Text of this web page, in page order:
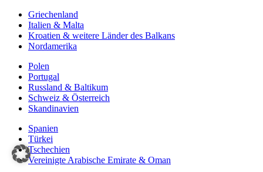
Griechenland
Italien & Malta
Kroatien & weitere Länder des Balkans
Nordamerika
Polen
Portugal
Russland & Baltikum
Schweiz & Österreich
Skandinavien
Spanien
Türkei
Tschechien
Vereinigte Arabische Emirate & Oman